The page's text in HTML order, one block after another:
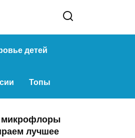
детей
Топы
микрофлоры
лучшее